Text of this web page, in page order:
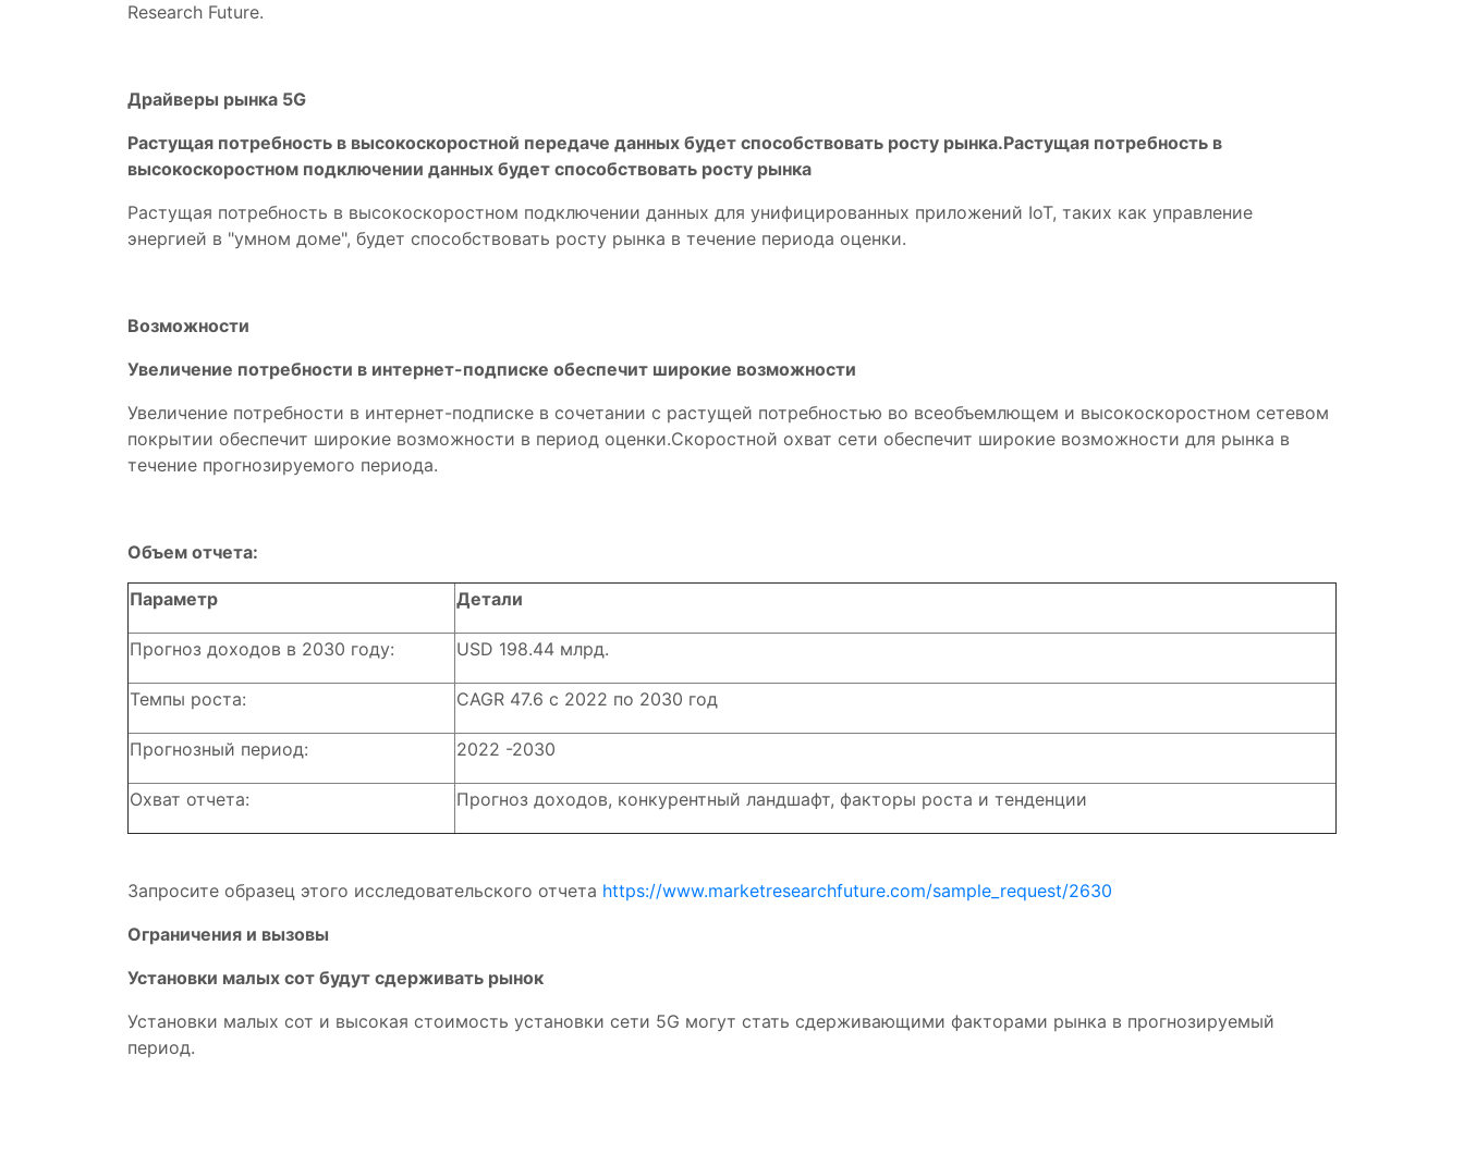
Research Future.
Драйверы рынка 5G
Растущая потребность в высокоскоростной передаче данных будет способствовать росту рынка.Растущая потребность в
высокоскоростном подключении данных будет способствовать росту рынка
Растущая потребность в высокоскоростном подключении данных для унифицированных приложений IoT, таких как управление
энергией в "умном доме", будет способствовать росту рынка в течение периода оценки.
Возможности
Увеличение потребности в интернет-подписке обеспечит широкие возможности
Увеличение потребности в интернет-подписке в сочетании с растущей потребностью во всеобъемлющем и высокоскоростном сетевом
покрытии обеспечит широкие возможности в период оценки.Скоростной охват сети обеспечит широкие возможности для рынка в
течение прогнозируемого периода.
Объем отчета:
Параметр Детали
Прогноз доходов в 2030 году: USD 198.44 млрд.
Темпы роста: CAGR 47.6 с 2022 по 2030 год
Прогнозный период: 2022 -2030
Охват отчета: Прогноз доходов, конкурентный ландшафт, факторы роста и тенденции
Запросите образец этого исследовательского отчета https://www.marketresearchfuture.com/sample_request/2630
Ограничения и вызовы
Установки малых сот будут сдерживать рынок
Установки малых сот и высокая стоимость установки сети 5G могут стать сдерживающими факторами рынка в прогнозируемый
период.